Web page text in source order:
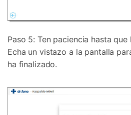
Paso 5: Ten paciencia hasta
Echa un vistazo a la pantalla
ha finalizado.